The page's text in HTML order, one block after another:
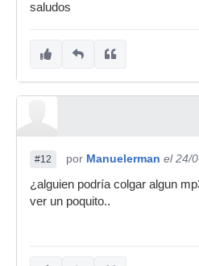
saludos
#12 por Manuelerman el 24/
¿alguien podría colgar algun
ver un poquito..